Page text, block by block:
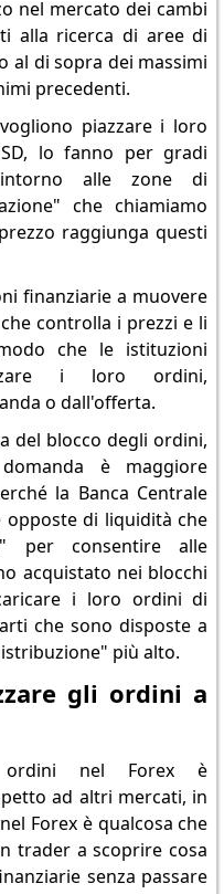
nel mercato dei cambi
alla ricerca di aree di
al di sopra dei massimi
precedenti.
piazzare i loro
lo fanno per gradi
alle zone di
che chiamiamo
raggiunga questi
finanziarie a muovere
controlla i prezzi e li
che le istituzioni
i loro ordini,
o dall'offerta.
del blocco degli ordini,
è maggiore
la Banca Centrale
opposte di liquidità che
per consentire alle
acquistato nei blocchi
i loro ordini di
che sono disposte a
più alto.
gli ordini a
nel Forex è
ad altri mercati, in
Forex è qualcosa che
trader a scoprire cosa
senza passare